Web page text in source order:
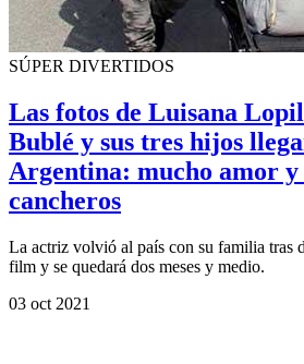
SÚPER DIVERTIDOS
Las fotos de Luisana
Bublé y sus tres hijos
Argentina: mucho amor y
cancheros
La actriz volvió al país con su familia tras
film y se quedará dos meses y medio.
03 oct 2021